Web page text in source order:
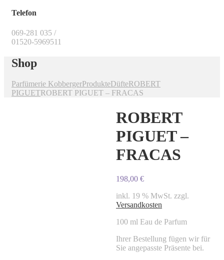
Telefon
069-281 035 /
01520-5969511
Shop
Parfümerie KobbergerProdukteDüfteROBERT
PIGUETROBERT PIGUET – FRACAS
ROBERT
PIGUET –
FRACAS
198,00€
inkl. 19 % MwSt. zzgl.
Versandkosten
100 ml Eau de Parfum
Ihrer Bestellung fügen wir für
Sie angepasste Präsente bei.